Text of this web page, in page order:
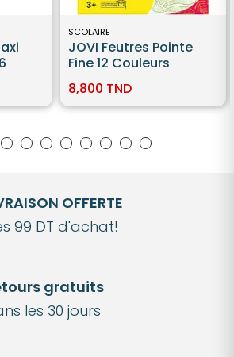
SCOLAIRE
JOVI Feutres Pointe
Fine 12 Couleurs
8,800 TND
OFFERTE
99 DT d'achat!
gratuits
les 30 jours